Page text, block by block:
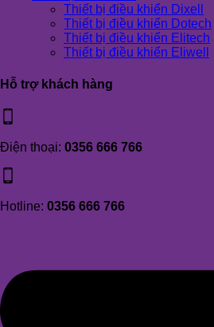
Thiết bị điều khiển Dixell
Thiết bị điều khiển Dotech
Thiết bị điều khiển Elitech
Thiết bị điều khiển Eliwell
Hỗ trợ khách hàng
Điện thoại: 0356 666 766
Hotline: 0356 666 766